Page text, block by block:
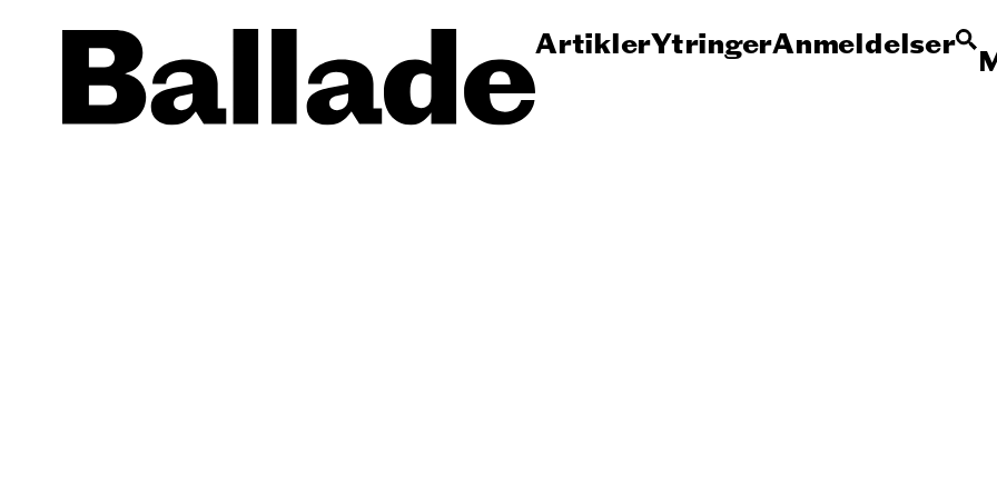
ArtiklerYtringerAnmeldelser